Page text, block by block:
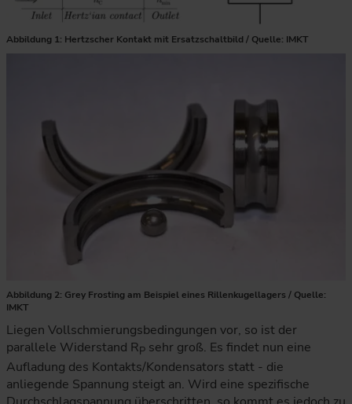
Abbildung 1: Hertzscher Kontakt mit Ersatzschaltbild / Quelle: IMKT
Abbildung 2: Grey Frosting am Beispiel eines Rillenkugellagers / Quelle:
IMKT
Liegen Vollschmierungsbedingungen vor, so ist der
parallele Widerstand RP sehr groß. Es findet nun eine
Aufladung des Kontakts/Kondensators statt - die
anliegende Spannung steigt an. Wird eine spezifische